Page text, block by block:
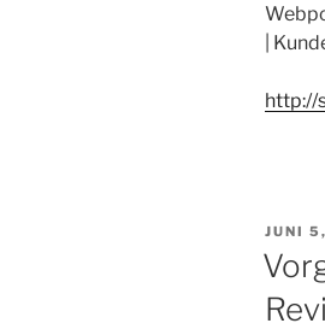
|
http://
AM
JUNI